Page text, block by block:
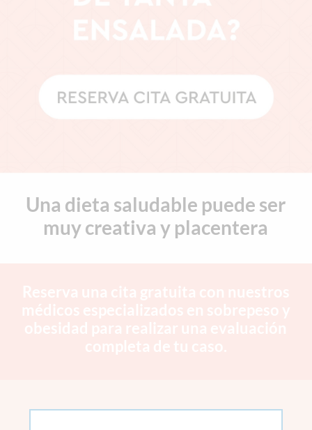
Una dieta saludable puede ser
muy creativa y placentera